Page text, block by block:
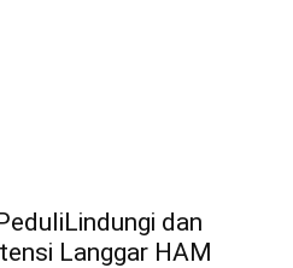
dan
Langgar HAM